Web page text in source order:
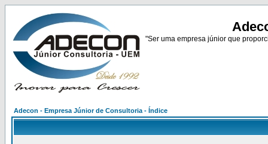
"Ser uma empresa júnior que
Adecon - Empresa Júnior de Consultoria - Índice